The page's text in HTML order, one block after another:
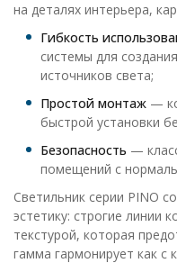
на деталях интерьера,
Гибкость
системы для
источников света;
Простой монтаж —
быстрой установки
Безопасность —
помещений с
Светильник серии PINO
эстетику: строгие линии
текстурой, которая
гамма гармонирует как с